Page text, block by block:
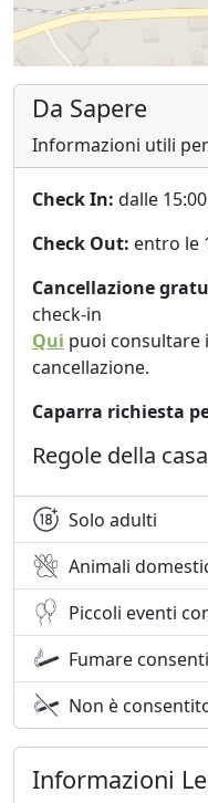
Da Sapere
Informazioni utili
Check In: dalle
Check Out: entro le
Cancellazione
check-in
Qui puoi consultare
cancellazione.
Caparra richiesta
Regole della casa
Solo adulti
Animali
Piccoli eventi
Fumare
Non è
Informazioni